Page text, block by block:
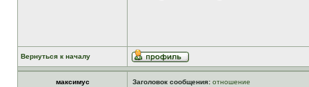
Вернуться к началу
максимус Заголовок сообщения: отношение